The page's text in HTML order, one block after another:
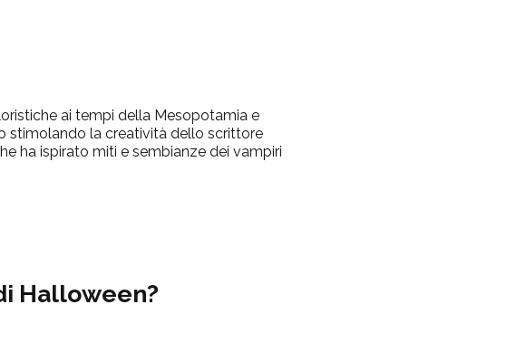
ai tempi della Mesopotamia e
stimolando la creatività dello scrittore
ha ispirato miti e sembianze dei vampiri
Halloween?